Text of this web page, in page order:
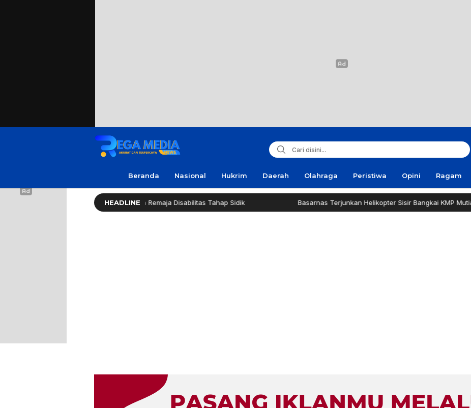
Beranda Nasional Hukrim Daerah Olahraga Peristiwa Opini Ragam
HEADLINE
Sampang: Kasus Rudapaksa Remaja Disabilitas Tahap Sidik Basarnas Terjunkan Helikopter Sisir Bangkai KMP Mutiara Sentosa II